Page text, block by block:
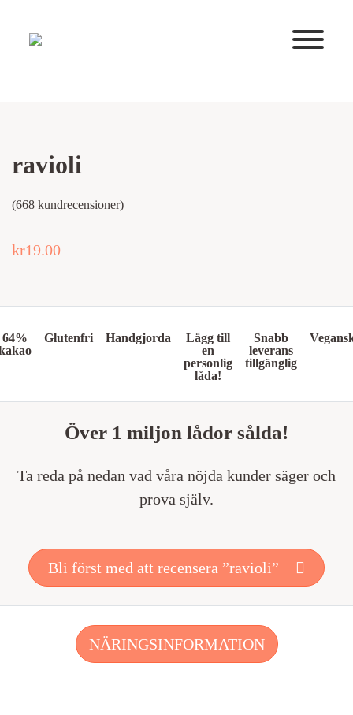
Huvudnavigering
ravioli
(668 kundrecensioner)
kr19.00
64%
Glutenfri Handgjorda
Lägg till
en
personlig
låda!
Snabb
leverans
tillgänglig
Över 1 miljon lådor sålda!
Ta reda på nedan vad våra nöjda kunder säger och
prova själv.
Bli först med att recensera ”ravioli”
NÄRINGSINFORMATION